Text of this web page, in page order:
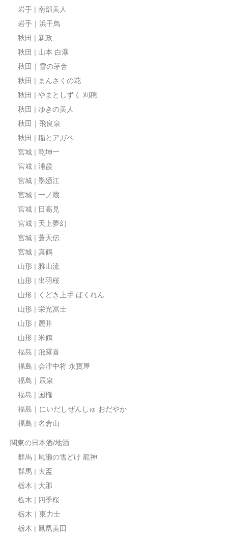
岩手 | 南部美人
岩手｜浜千鳥
秋田 | 新政
秋田 | 山本 白瀑
秋田｜雪の茅舎
秋田 | まんさくの花
秋田 | やまとしずく 刈穂
秋田 | ゆきの美人
秋田｜飛良泉
秋田 | 稲とアガベ
宮城 | 乾坤一
宮城 | 浦霞
宮城 | 墨廼江
宮城 | 一ノ蔵
宮城 | 日高見
宮城 | 天上夢幻
宮城 | 蒼天伝
宮城 | 真鶴
山形 | 雅山流
山形 | 出羽桜
山形 | くどき上手 ばくれん
山形 | 栄光冨士
山形 | 麓井
山形 | 米鶴
福島 | 飛露喜
福島 | 会津中将 永寶屋
福島｜辰泉
福島 | 国権
福島｜にいだしぜんしゅ おだやか
福島 | 名倉山
関東の日本酒/地酒
群馬 | 尾瀬の雪どけ 龍神
群馬 | 大盃
栃木 | 大那
栃木 | 四季桜
栃木｜東力士
栃木 | 鳳凰美田